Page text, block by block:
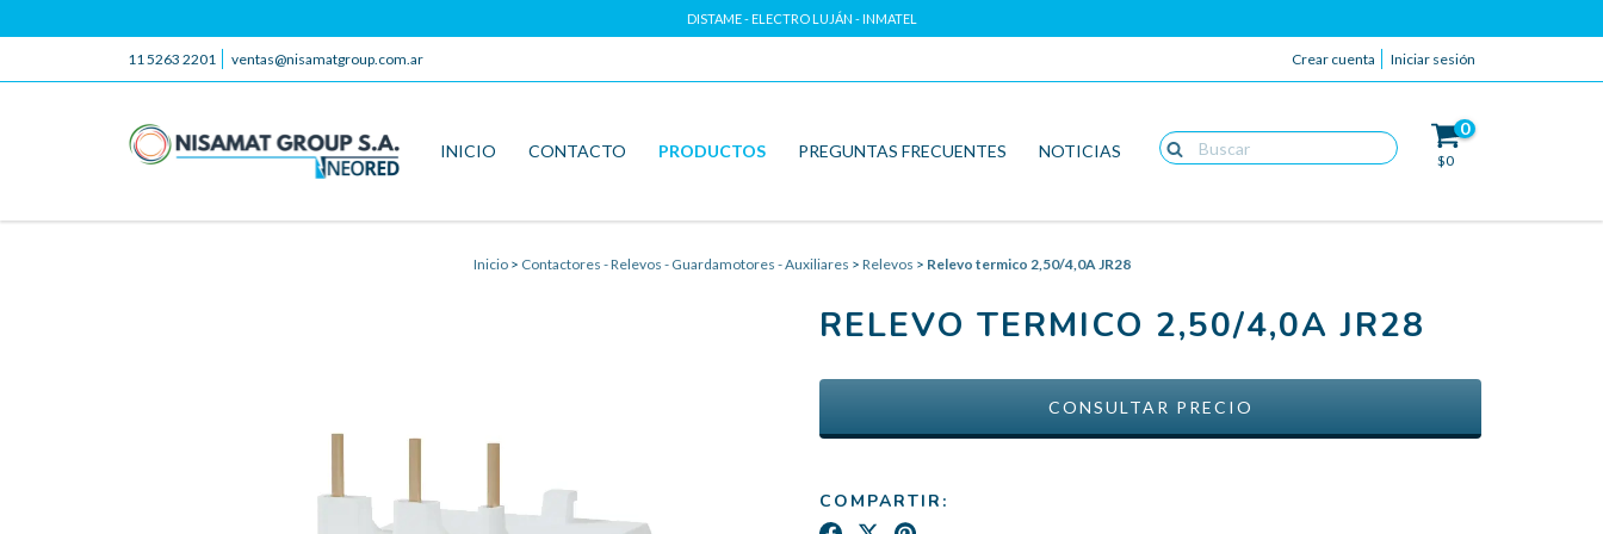
DISTAME - ELECTRO LUJÁN - INMATEL
11 5263 2201 ventas@nisamatgroup.com.ar Crear cuenta Iniciar sesión
INICIO CONTACTO PRODUCTOS PREGUNTAS FRECUENTES NOTICIAS
0
$0
Inicio > Contactores - Relevos - Guardamotores - Auxiliares > Relevos > Relevo termico 2,50/4,0A JR28
RELEVO TERMICO 2,50/4,0A JR28
COMPARTIR: